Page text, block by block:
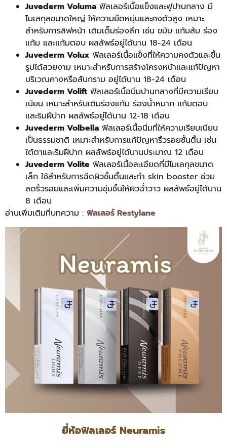
Juvederm Voluma ฟิลเลอร์เนื้อแข็งและฟูปานกลาง มี
โมเลกุลขนาดใหญ่ ให้ความยืดหยุ่นและคงตัวสูง เหมาะ
สำหรับการลิฟหน้า เติมเต็มร่องลึก เช่น ขมับ แก้มส้ม ร่อง
แก้ม และแก้มตอบ ผลลัพธ์อยู่ได้นาน 18-24 เดือน
Juvederm Volux ฟิลเลอร์เนื้อแข็งที่ให้ความคงตัวและขึ้น
รูปได้สวยงาม เหมาะสำหรับการสร้างโครงหน้าและแก้ปัญหา
บริเวณคางหรือสันกราม อยู่ได้นาน 18-24 เดือน
Juvederm Volift ฟิลเลอร์เนื้อนิ่มปานกลางที่มีความเรียบ
เนียน เหมาะสำหรับเติมร่องแก้ม ร่องน้ำหมาก แก้มตอบ
และริมฝีปาก ผลลัพธ์อยู่ได้นาน 12-18 เดือน
Juvederm Volbella ฟิลเลอร์เนื้อนิ่มที่ให้ความเรียบเนียน
เป็นธรรมชาติ เหมาะสำหรับการแก้ปัญหาริ้วรอยชั้นตื้น เช่น
ใต้ตาและริมฝีปาก ผลลัพธ์อยู่ได้นานประมาณ 12 เดือน
Juvederm Volite ฟิลเลอร์เนื้อละเอียดที่มีโมเลกุลขนาด
เล็ก ใช้สำหรับการฉีดผิวชั้นตื้นและทำ skin booster ช่วย
ลดริ้วรอยและเพิ่มความชุ่มชื้นให้ผิวฉ่ำวาว ผลลัพธ์อยู่ได้นาน
8 เดือน
อ่านเพิ่มเติมที่บทความ : ฟิลเลอร์ Restylane
ยี่ห้อฟิลเลอร์ Neuramis